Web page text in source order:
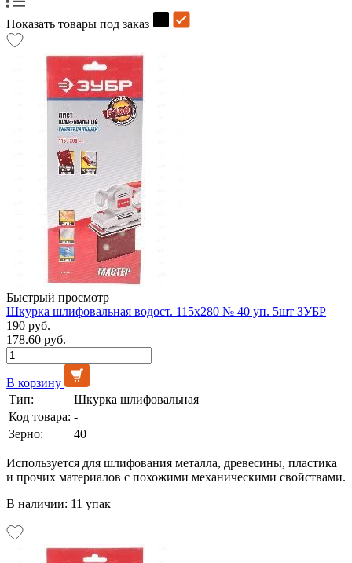
Показать товары под заказ
Быстрый просмотр
Шкурка шлифовальная водост. 115х280 № 40 уп. 5шт ЗУБР
190 руб.
178.60 руб.
В корзину
Тип:
Шкурка шлифовальная
Код товара: -
Зерно:
40
Используется для шлифования металла, древесины, пластика
и прочих материалов с похожими механическими свойствами.
В наличии: 11 упак